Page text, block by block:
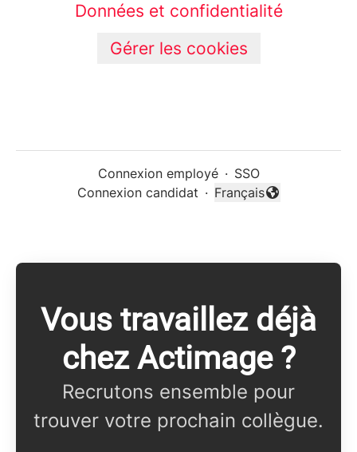
Données et confidentialité
Gérer les cookies
Connexion employé · SSO
Connexion candidat ·
Changer la langue
Français
Vous travaillez déjà
chez Actimage ?
Recrutons ensemble pour
trouver votre prochain collègue.